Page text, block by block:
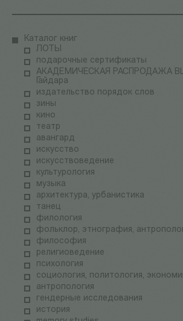
Каталог книг
ЛОТЫ
подарочные сертификаты
АКАДЕМИЧЕСКАЯ РАСПРОДАЖА ВШЭ / Институт
Гайдара
издательство порядок слов
зины
кино
театр
авангард
искусство
искусствоведение
культурология
музыка
архитектура, урбанистика
танец
филология
фольклор, этнография,
философия
религиоведение
психология
социология, политология,
антропология
гендерные исследования
история